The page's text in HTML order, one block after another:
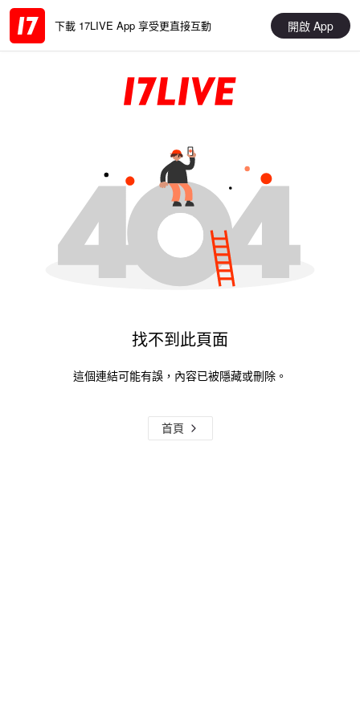
下載 17LIVE App 享受更直接互動 開啟 App
找不到此頁面
這個連結可能有誤，內容已被隱藏或刪除。
首頁